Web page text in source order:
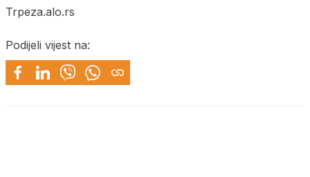
Trpeza.alo.rs
Podijeli vijest na: